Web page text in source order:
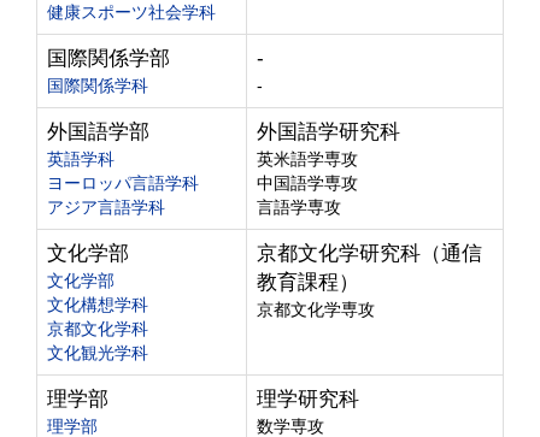
健康スポーツ社会学科
国際関係学部
国際関係学科
-
-
外国語学部
英語学科
ヨーロッパ言語学科
アジア言語学科
外国語学研究科
英米語学専攻
中国語学専攻
言語学専攻
文化学部
文化学部
文化構想学科
京都文化学科
文化観光学科
京都文化学研究科（通信
教育課程）
京都文化学専攻
理学部
理学部
理学研究科
数学専攻